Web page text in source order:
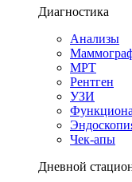
Диагностика
Анализы
МРТ
Рентген
УЗИ
Чек-апы
Дневной